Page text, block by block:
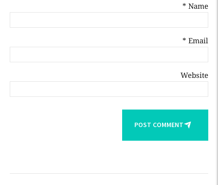
Name *
Email *
Website
POST COMMENT